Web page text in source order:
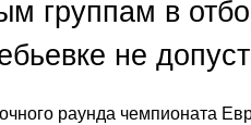
группам в
не
раунда чемпионата